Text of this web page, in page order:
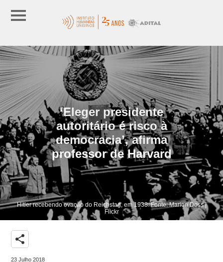
‘Eleger presidente
autoritário é risco à
democracia’, afirma
professor de Harvard
Hitler recebendo ovação do Reichstag, em 1938. Fonte: Marion Doss |
Flickr
share
23 Julho 2018